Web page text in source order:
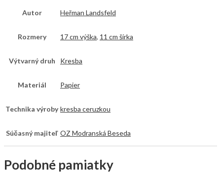
Autor Heřman Landsfeld
Rozmery 17 cm výška, 11 cm šírka
Výtvarný druh Kresba
Materiál Papier
Technika výroby kresba ceruzkou
Súčasný majiteľ OZ Modranská Beseda
Podobné pamiatky